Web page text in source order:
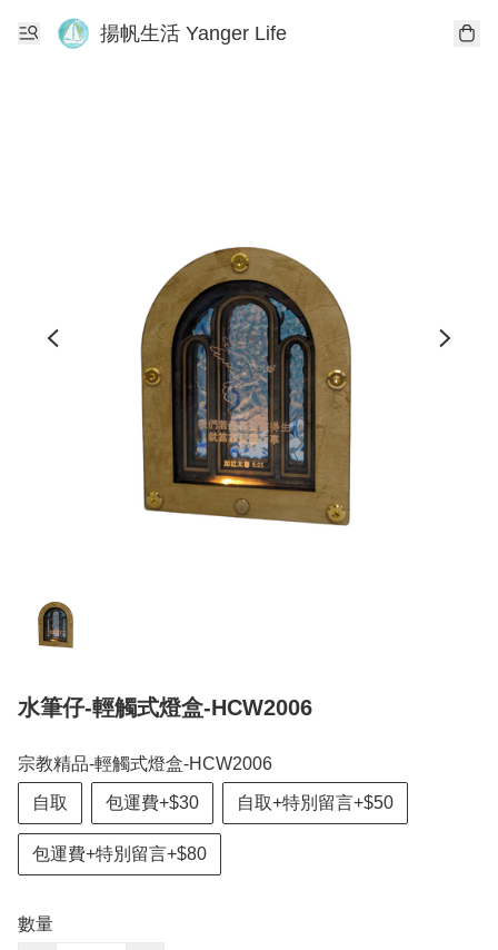
揚帆生活 Yanger Life
水筆仔-輕觸式燈盒-HCW2006
宗教精品-輕觸式燈盒-HCW2006
自取 包運費+$30 自取+特別留言+$50
包運費+特別留言+$80
數量